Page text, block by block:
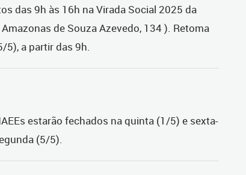
das 9h às 16h na Virada Social 2025 da
de Souza Azevedo, 134 ). Retoma
5), a partir das 9h.
estarão fechados na quinta (1/5) e sexta-
(5/5).